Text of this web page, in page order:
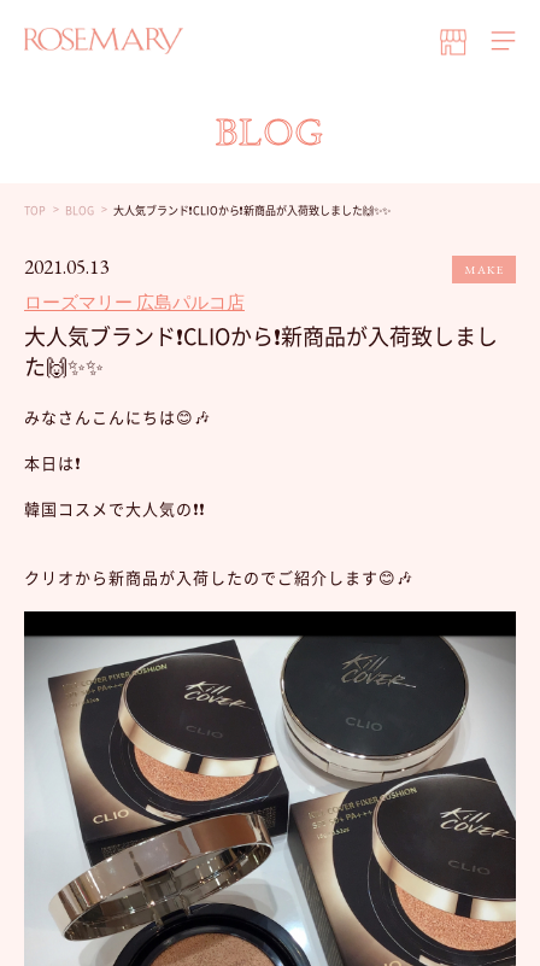
BLOG
TOP BLOG 大人気ブランド❗️CLIOから❗️新商品が入荷致しました🙌✨✨
2021.05.13
ローズマリー 広島パルコ店
MAKE
大人気ブランド❗️CLIOから❗️新商品が入荷致しまし
た🙌✨✨
みなさんこんにちは😊🎶
本日は❗️
韓国コスメで大人気の❗️❗️
クリオから新商品が入荷したのでご紹介します😊🎶